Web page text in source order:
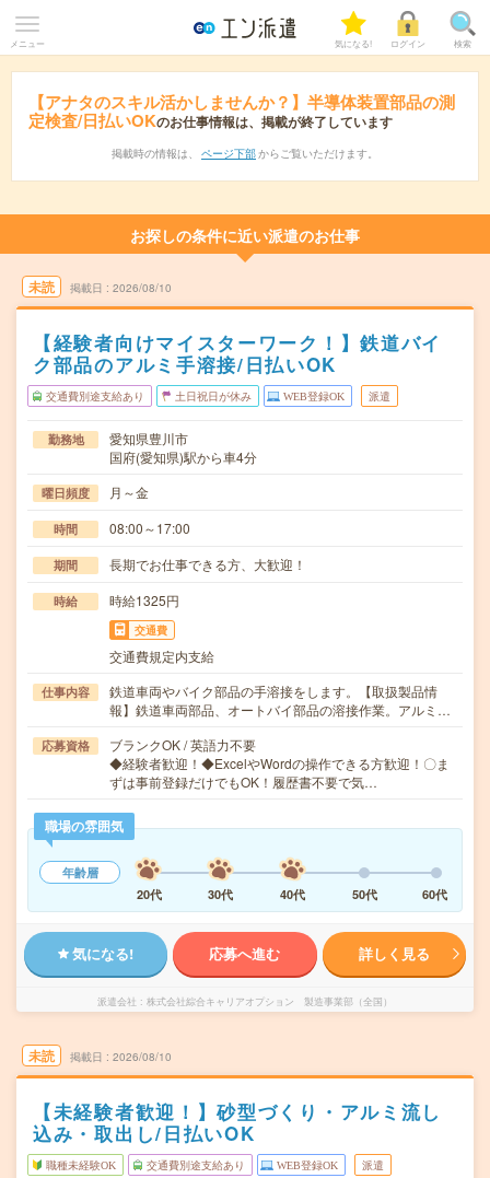
メニュー 気になる! ログイン 検索
【アナタのスキル活かしませんか？】半導体装置部品の測
定検査/日払いOKのお仕事情報は、掲載が終了しています
掲載時の情報は、 ページ下部 からご覧いただけます。
お探しの条件に近い派遣のお仕事
未読 掲載日 2026/08/10
【経験者向けマイスターワーク！】鉄道バイ
ク部品のアルミ手溶接/日払いOK
交通費別途支給あり 土日祝日が休み WEB登録OK 派遣
勤務地
愛知県豊川市
国府(愛知県)駅から車4分
曜日頻度 月～金
時間 08:00～17:00
期間 長期でお仕事できる方、大歓迎！
時給 時給1325円
交通費
交通費規定内支給
仕事内容
鉄道車両やバイク部品の手溶接をします。【取扱製品情
報】鉄道車両部品、オートバイ部品の溶接作業。アルミ…
応募資格
ブランクOK / 英語力不要
◆経験者歓迎！◆ExcelやWordの操作できる方歓迎！〇ま
ずは事前登録だけでもOK！履歴書不要で気…
職場の雰囲気
年齢層
20代
30代 40代 50代 60代
気になる! 応募へ進む 詳しく見る
派遣会社 株式会社綜合キャリアオプション 製造事業部（全国）
未読 掲載日 2026/08/10
【未経験者歓迎！】砂型づくり・アルミ流し
込み・取出し/日払いOK
職種未経験OK 交通費別途支給あり WEB登録OK 派遣